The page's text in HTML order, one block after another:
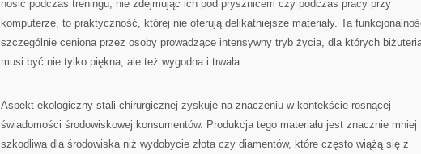
nosić podczas treningu, nie zdejmując ich pod prysznicem czy podczas pracy przy
komputerze, to praktyczność, której nie oferują delikatniejsze materiały. Ta
szczególnie ceniona przez osoby prowadzące intensywny tryb życia, dla których
musi być nie tylko piękna, ale też wygodna i trwała.
Aspekt ekologiczny stali chirurgicznej zyskuje na znaczeniu w kontekście rosnącej
świadomości środowiskowej konsumentów. Produkcja tego materiału jest znacznie mniej
szkodliwa dla środowiska niż wydobycie złota czy diamentów, które często wiążą się z